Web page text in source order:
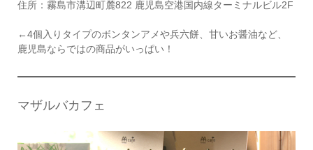
住所：霧島市溝辺町麓822 鹿児島空港国内線ターミナルビル2F
←4個入りタイプのボンタンアメや兵六餅、甘いお醤油など、
鹿児島ならではの商品がいっぱい！
マザルバカフェ